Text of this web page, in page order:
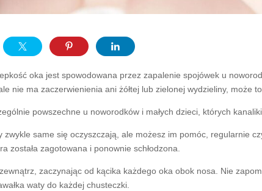
oka jest spowodowana przez zapalenie spojówek u
nie ma zaczerwienienia ani żółtej lub zielonej wydzieliny, może
powszechne u noworodków i małych dzieci, których kanaliki
zwykle same się oczyszczają, ale możesz im pomóc, regularnie
została zagotowana i ponownie schłodzona.
zaczynając od kącika każdego oka obok nosa. Nie
waty do każdej chusteczki.